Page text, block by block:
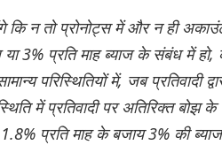
कि न तो प्रोनोट्स में और न ही
या 3% प्रति माह ब्याज के संबंध में
परिस्थितियों में, जब प्रतिवादी
में प्रतिवादी पर अतिरिक्त बोझ के
प्रति माह के बजाय 3% की